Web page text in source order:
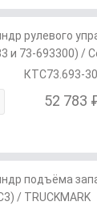
рулевого
и 73-693300) /
КТС73.693-
52 783
подъёма
/ TRUCKMARK